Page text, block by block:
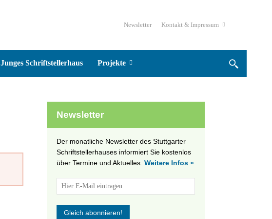
Newsletter Kontakt & Impressum
Junges Schriftstellerhaus Projekte
Newsletter
Der monatliche Newsletter des Stuttgarter
Schriftstellerhauses informiert Sie kostenlos
über Termine und Aktuelles. Weitere Infos »